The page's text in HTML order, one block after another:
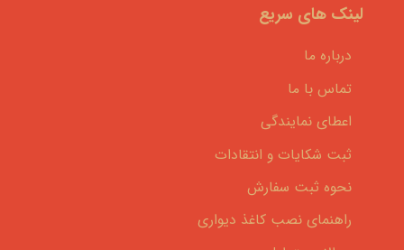
لینک های سریع
درباره ما
تماس با ما
اعطای نمایندگی
ثبت شکایات و انتقادات
نحوه ثبت سفارش
راهنمای نصب کاغذ دیواری